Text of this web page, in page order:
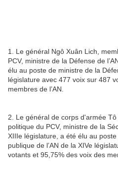
1. Le général Ngô Xuân Lich,
PCV, ministre de la Défense de
élu au poste de ministre de la
législature avec 477 voix sur 487
membres de l’AN.
2. Le général de corps d'armée
politique du PCV, ministre de la
XIIIe législature, a été élu au
publique de l’AN de la XIVe
votants et 95,75% des voix des